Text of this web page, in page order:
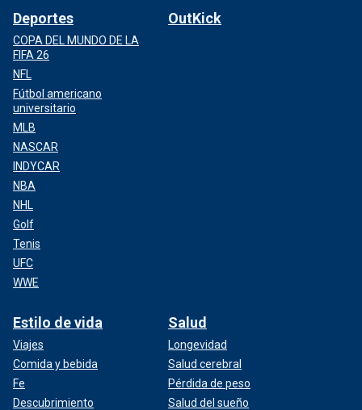
Deportes
COPA DEL MUNDO DE LA
FIFA 26
NFL
Fútbol americano
universitario
MLB
NASCAR
INDYCAR
NBA
NHL
Golf
Tenis
UFC
WWE
OutKick
Estilo de vida
Viajes
Comida y bebida
Fe
Descubrimiento
Salud
Longevidad
Salud cerebral
Pérdida de peso
Salud del sueño